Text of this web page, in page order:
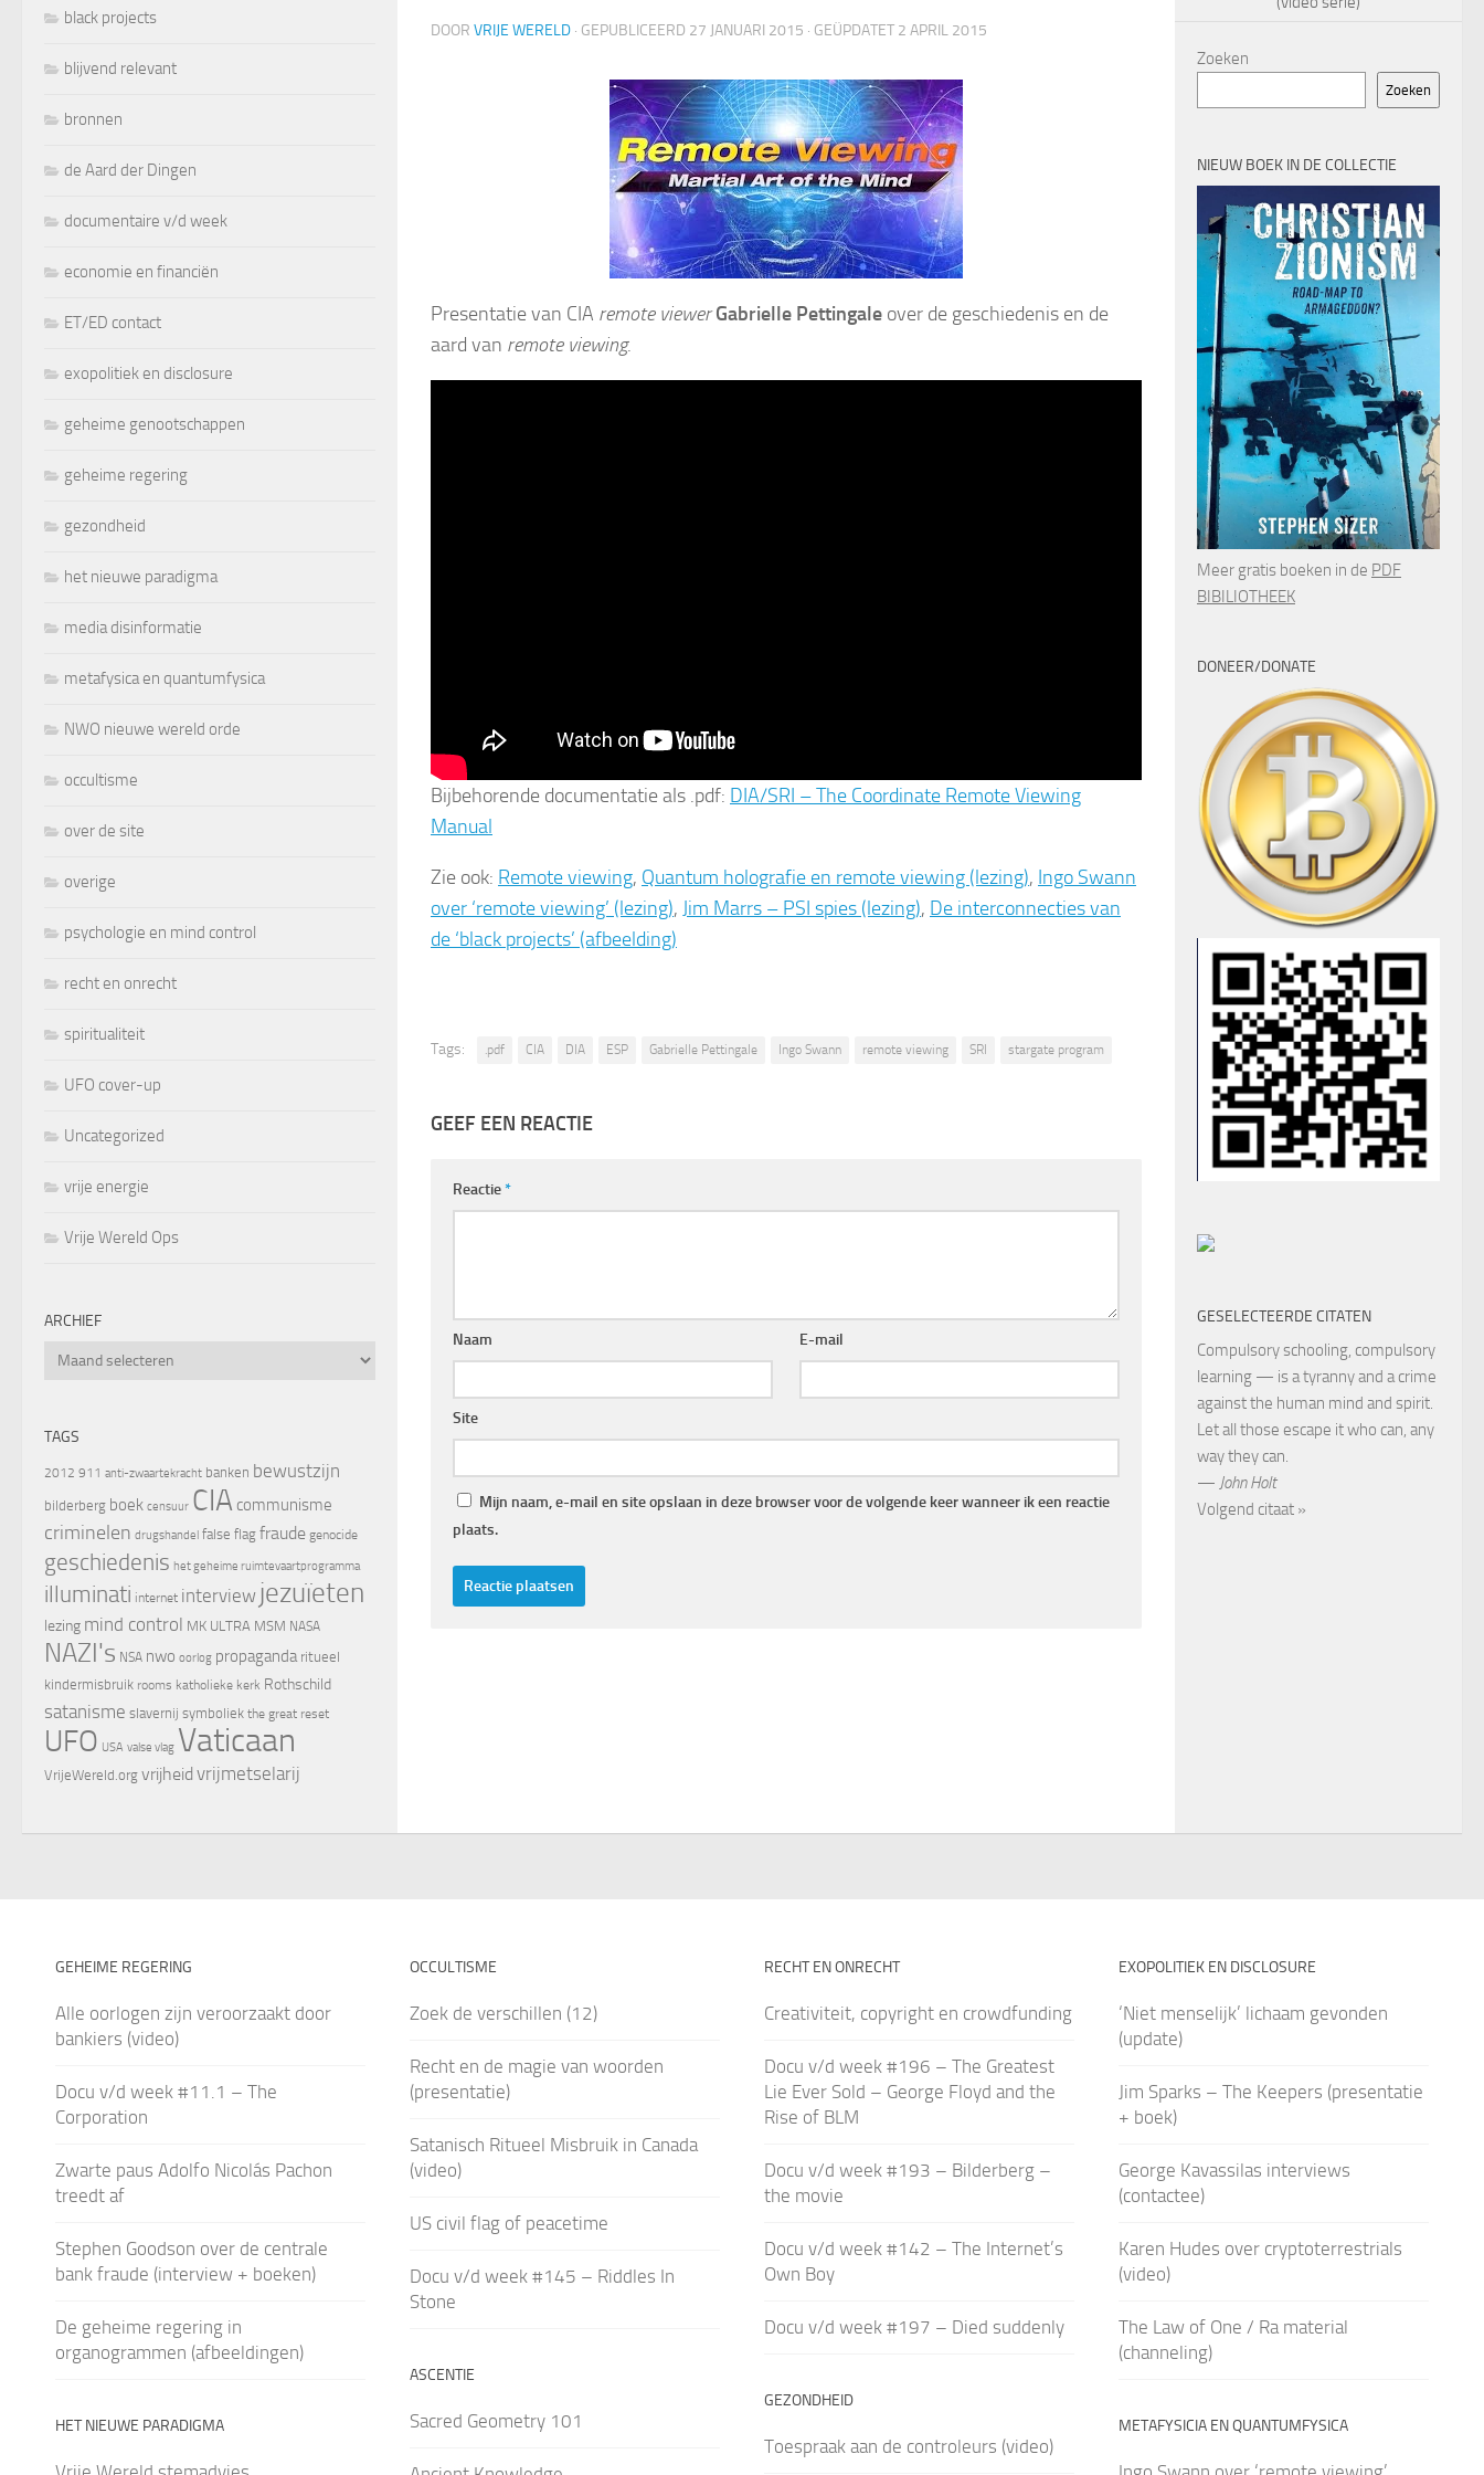
DOOR VRIJE WERELD · GEPUBLICEERD 27 JANUARI 2015 · GEÜPDATET 2 APRIL 2015
Presentatie van CIA remote viewer Gabrielle Pettingale over de geschiedenis en de
aard van remote viewing.
Bijbehorende documentatie als .pdf: DIA/SRI – The Coordinate Remote Viewing
Manual
Zie ook: Remote viewing, Quantum holografie en remote viewing (lezing), Ingo Swann
over ‘remote viewing’ (lezing), Jim Marrs – PSI spies (lezing), De interconnecties van
de ‘black projects’ (afbeelding)
Tags: .pdf CIA DIA ESP Gabrielle Pettingale Ingo Swann remote viewing SRI stargate program
GEEF EEN REACTIE
Reactie*
Naam E-mail
Site
Mijn naam, e-mail en site opslaan in deze browser voor de volgende keer wanneer ik een reactie
plaats.
black projects
blijvend relevant
bronnen
de Aard der Dingen
documentaire v/d week
economie en financiën
ET/ED contact
exopolitiek en disclosure
geheime genootschappen
geheime regering
gezondheid
het nieuwe paradigma
media disinformatie
metafysica en quantumfysica
NWO nieuwe wereld orde
occultisme
over de site
overige
psychologie en mind control
recht en onrecht
spiritualiteit
UFO cover-up
Uncategorized
vrije energie
Vrije Wereld Ops
ARCHIEF
Archief
TAGS
2012 911 anti-zwaartekracht banken bewustzijn
bilderberg boek censuur CIA communisme
criminelen drugshandel false flag fraude genocide
geschiedenis het geheime ruimtevaartprogramma
illuminati internet interview jezuïeten
lezing mind control MK ULTRA MSM NASA
NAZI's NSA nwo oorlog propaganda ritueel
kindermisbruik rooms katholieke kerk Rothschild
satanisme slavernij symboliek the great reset
UFO USA valse vlag Vaticaan
VrijeWereld.org vrijheid vrijmetselarij
Zoeken
Zoeken
NIEUW BOEK IN DE COLLECTIE
Meer gratis boeken in de PDF
BIBILIOTHEEK
DONEER/DONATE
GESELECTEERDE CITATEN
Compulsory schooling, compulsory
learning — is a tyranny and a crime
against the human mind and spirit.
Let all those escape it who can, any
way they can.
— John Holt
Volgend citaat »
GEHEIME REGERING
Alle oorlogen zijn veroorzaakt door
bankiers (video)
Docu v/d week #11.1 – The
Corporation
Zwarte paus Adolfo Nicolás Pachon
treedt af
Stephen Goodson over de centrale
bank fraude (interview + boeken)
De geheime regering in
organogrammen (afbeeldingen)
HET NIEUWE PARADIGMA
OCCULTISME
Zoek de verschillen (12)
Recht en de magie van woorden
(presentatie)
Satanisch Ritueel Misbruik in Canada
(video)
US civil flag of peacetime
Docu v/d week #145 – Riddles In
Stone
ASCENTIE
Sacred Geometry 101
RECHT EN ONRECHT
Creativiteit, copyright en crowdfunding
Docu v/d week #196 – The Greatest
Lie Ever Sold – George Floyd and the
Rise of BLM
Docu v/d week #193 – Bilderberg –
the movie
Docu v/d week #142 – The Internet’s
Own Boy
Docu v/d week #197 – Died suddenly
GEZONDHEID
Toespraak aan de controleurs (video)
EXOPOLITIEK EN DISCLOSURE
‘Niet menselijk’ lichaam gevonden
(update)
Jim Sparks – The Keepers (presentatie
+ boek)
George Kavassilas interviews
(contactee)
Karen Hudes over cryptoterrestrials
(video)
The Law of One / Ra material
(channeling)
METAFYSICIA EN QUANTUMFYSICA